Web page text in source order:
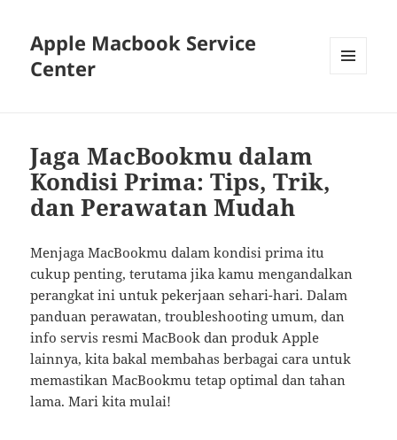
Apple Macbook Service
Center
Jaga MacBookmu dalam
Kondisi Prima: Tips, Trik,
dan Perawatan Mudah
Menjaga MacBookmu dalam kondisi prima itu
cukup penting, terutama jika kamu mengandalkan
perangkat ini untuk pekerjaan sehari-hari. Dalam
panduan perawatan, troubleshooting umum, dan
info servis resmi MacBook dan produk Apple
lainnya, kita bakal membahas berbagai cara untuk
memastikan MacBookmu tetap optimal dan tahan
lama. Mari kita mulai!